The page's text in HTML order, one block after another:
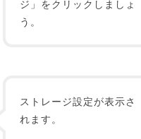
ジ」をクリックしましょ
う。
ストレージ設定が表示さ
れます。